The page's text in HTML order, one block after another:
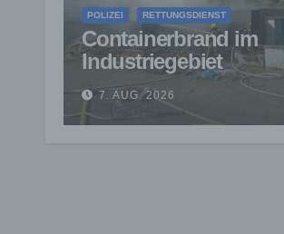
POLIZEI RETTUNGSDIENST
Containerbrand im
Industriegebiet
Horhausen:
Feuerwehr verhindert
weitere Ausbreitung
7. AUG. 2026